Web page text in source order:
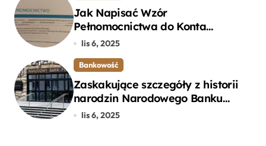
Jak Napisać Wzór
Pełnomocnictwa do Konta
Bankowego – Praktyczny
lis 6, 2025
Bankowość
Zaskakujące szczegóły z historii
narodzin Narodowego Banku
Polskiego, o których mogłeś nie
lis 6, 2025